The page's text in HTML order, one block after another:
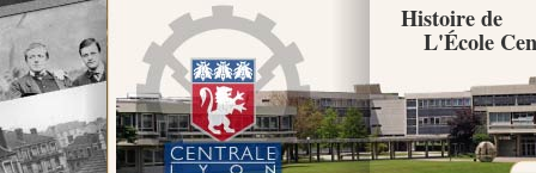
Histoire de
L'École